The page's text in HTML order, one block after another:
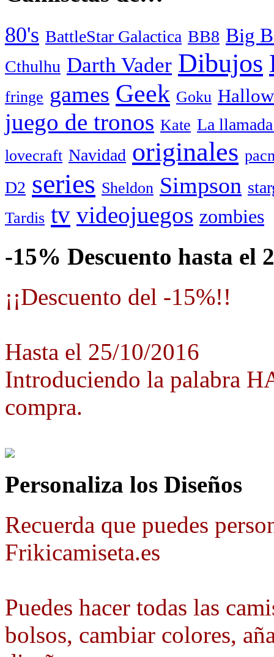
80's BattleStar Galactica BB8 Big
Cthulhu Darth Vader Dibujos
fringe games Geek Goku
juego de tronos Kate La
lovecraft Navidad originales
D2 series Sheldon Simpson
Tardis tv videojuegos zombies
-15% Descuento hasta el
¡¡Descuento del -15%!!
Hasta el 25/10/2016
Introduciendo la palabra
compra.
Personaliza los Diseños
Recuerda que puedes
Frikicamiseta.es
Puedes hacer todas las
bolsos, cambiar colores,